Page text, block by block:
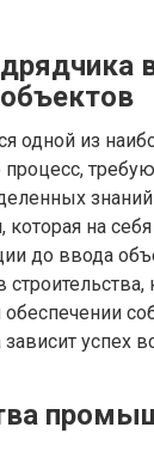
одной из
процесс,
на
до ввода
успех